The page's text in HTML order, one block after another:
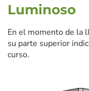
Luminoso
En el momento de la
su parte superior
curso.